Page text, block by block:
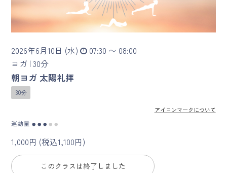
yoggy mommy
マイページ
ログイン
会員規約について
2026年6月10日 (水)
07:30 〜 08:00
ヨガ | 30分
朝ヨガ 太陽礼拝
30分
アイコンマークについて
運動量 ● ● ● ● ●
1,000円 (税込1,100円)
このクラスは終了しました